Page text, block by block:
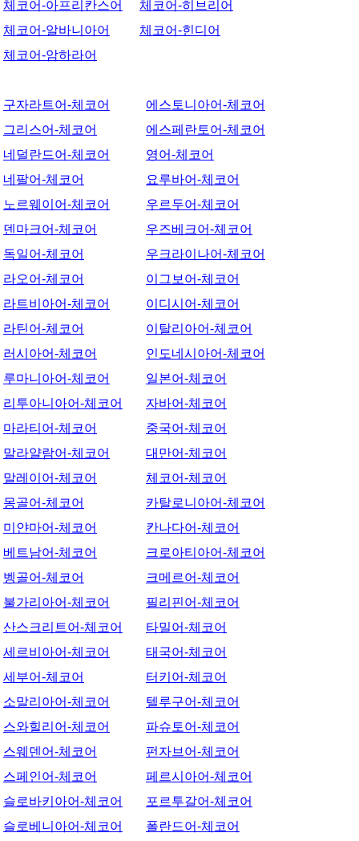
체코어-아프리칸스어
체코어-알바니아어
체코어-암하라어
체코어-히브리어
체코어-힌디어
구자라트어-체코어
그리스어-체코어
네덜란드어-체코어
네팔어-체코어
노르웨이어-체코어
덴마크어-체코어
독일어-체코어
라오어-체코어
라트비아어-체코어
라틴어-체코어
러시아어-체코어
루마니아어-체코어
리투아니아어-체코어
마라티어-체코어
말라얄람어-체코어
말레이어-체코어
몽골어-체코어
미얀마어-체코어
베트남어-체코어
벵골어-체코어
불가리아어-체코어
산스크리트어-체코어
세르비아어-체코어
세부어-체코어
소말리아어-체코어
스와힐리어-체코어
스웨덴어-체코어
스페인어-체코어
슬로바키아어-체코어
슬로베니아어-체코어
에스토니아어-체코어
에스페란토어-체코어
영어-체코어
요루바어-체코어
우르두어-체코어
우즈베크어-체코어
우크라이나어-체코어
이그보어-체코어
이디시어-체코어
이탈리아어-체코어
인도네시아어-체코어
일본어-체코어
자바어-체코어
중국어-체코어
대만어-체코어
체코어-체코어
카탈로니아어-체코어
칸나다어-체코어
크로아티아어-체코어
크메르어-체코어
필리핀어-체코어
타밀어-체코어
태국어-체코어
터키어-체코어
텔루구어-체코어
파슈토어-체코어
펀자브어-체코어
페르시아어-체코어
포르투갈어-체코어
폴란드어-체코어